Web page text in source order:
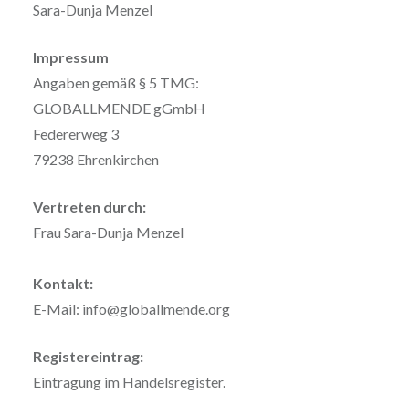
Sara-Dunja Menzel
Impressum
Angaben gemäß § 5 TMG:
GLOBALLMENDE gGmbH
Federerweg 3
79238 Ehrenkirchen
Vertreten durch:
Frau Sara-Dunja Menzel
Kontakt:
E-Mail: info@globallmende.org
Registereintrag:
Eintragung im Handelsregister.